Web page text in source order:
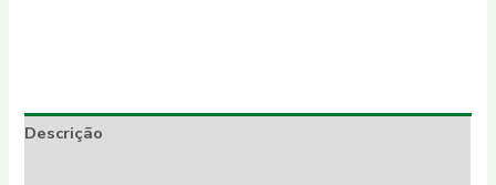
Descrição